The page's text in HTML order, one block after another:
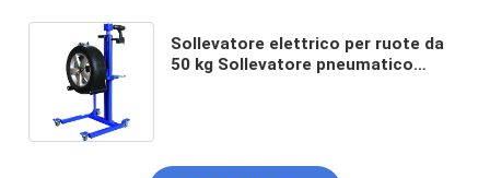
Sollevatore elettrico per ruote da
50 kg Sollevatore pneumatico